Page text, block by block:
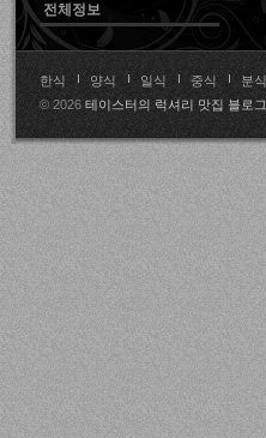
전체정보
한식 양식 일식 중식 분식
© 2026 테이스터의 럭셔리 맛집 블로그